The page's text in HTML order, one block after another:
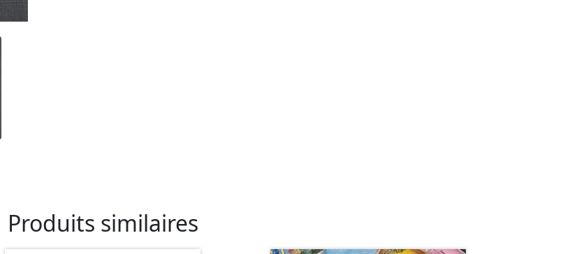
Produits similaires